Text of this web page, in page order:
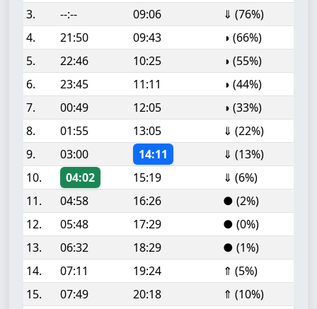
3.
--:-- 09:06
⇓ (76%)
4.
21:50 09:43
◑ (66%)
5.
22:46 10:25
◑ (55%)
6.
23:45 11:11
◑ (44%)
7.
00:49 12:05
◑ (33%)
8.
01:55 13:05
⇓ (22%)
9.
03:00 14:11
⇓ (13%)
10.
04:02 15:19
⇓ (6%)
11.
04:58 16:26
● (2%)
12.
05:48 17:29
● (0%)
13.
06:32 18:29
● (1%)
14.
07:11 19:24
⇑ (5%)
15.
07:49 20:18
⇑ (10%)